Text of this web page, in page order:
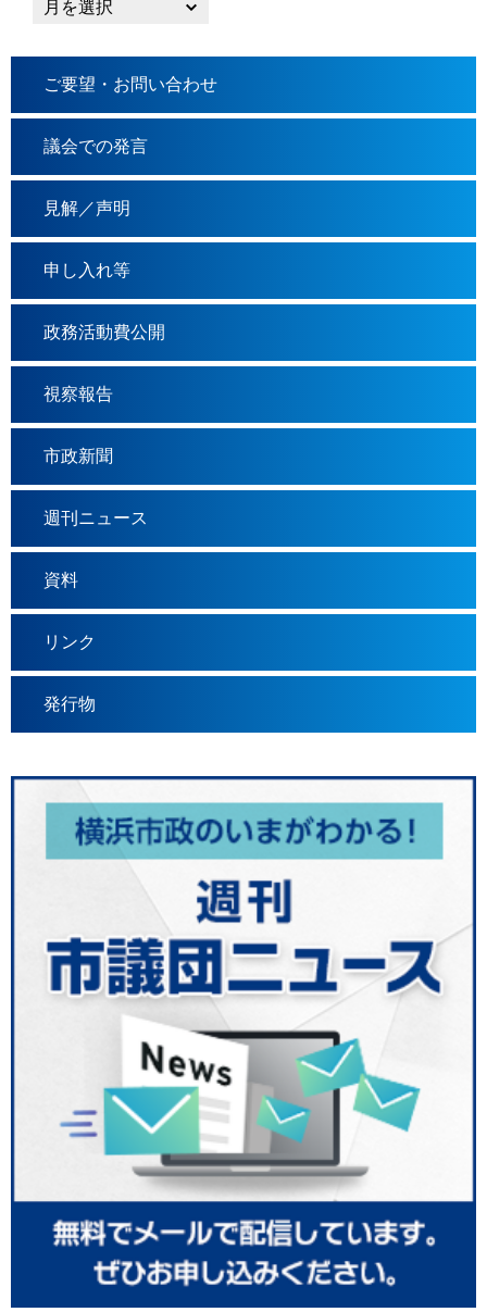
ご要望・お問い合わせ
議会での発言
見解／声明
申し入れ等
政務活動費公開
視察報告
市政新聞
週刊ニュース
資料
リンク
発行物